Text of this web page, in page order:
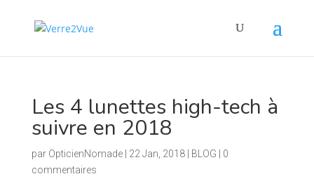
Les 4 lunettes high-tech à
suivre en 2018
par OpticienNomade| 22 Jan, 2018| BLOG
0
commentaires